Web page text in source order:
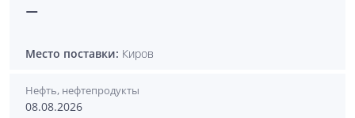
—
Место поставки: Киров
Нефть, нефтепродукты
08.08.2026